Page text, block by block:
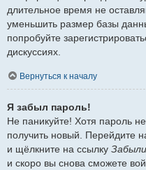
длительное время не
уменьшить размер базы
попробуйте
дискуссиях.
Вернуться к началу
Я забыл пароль!
Не паникуйте! Хотя пароль
получить новый. Перейдите
и щёлкните на ссылку
и скоро вы снова сможете